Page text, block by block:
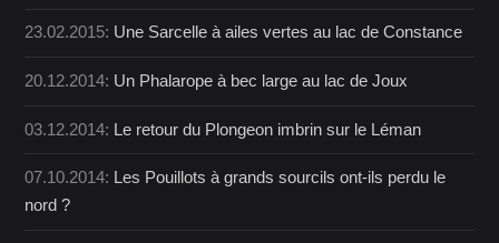
23.02.2015: Une Sarcelle à ailes vertes au lac de Constance
20.12.2014: Un Phalarope à bec large au lac de Joux
03.12.2014: Le retour du Plongeon imbrin sur le Léman
07.10.2014: Les Pouillots à grands sourcils ont-ils perdu le
nord ?